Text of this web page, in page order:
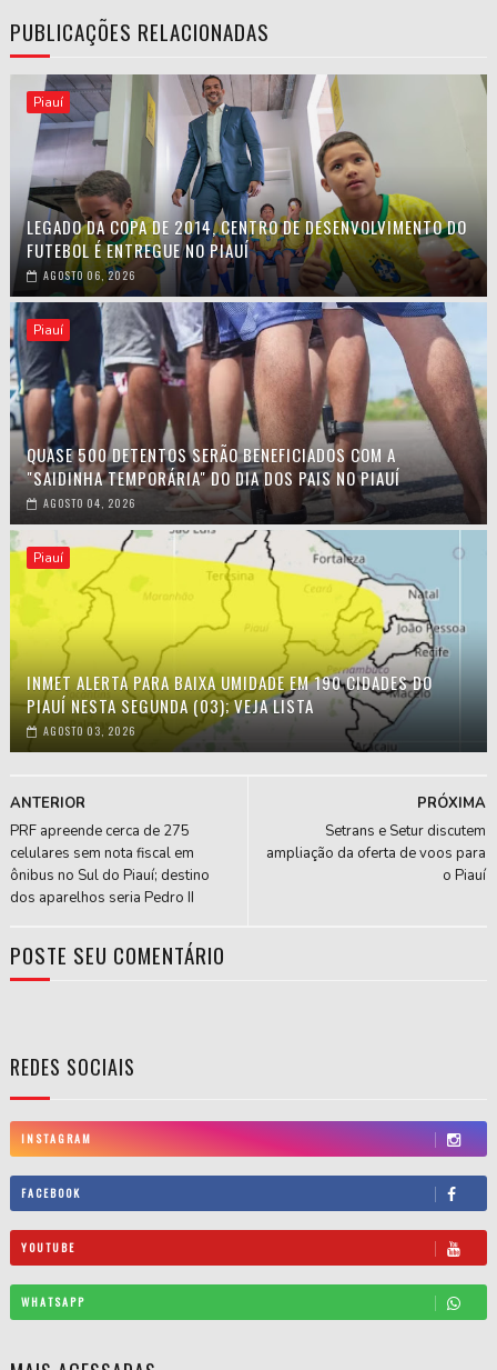
PUBLICAÇÕES RELACIONADAS
Piauí
LEGADO DA COPA DE 2014, CENTRO DE DESENVOLVIMENTO DO
FUTEBOL É ENTREGUE NO PIAUÍ
AGOSTO 06, 2026
Piauí
QUASE 500 DETENTOS SERÃO BENEFICIADOS COM A
"SAIDINHA TEMPORÁRIA" DO DIA DOS PAIS NO PIAUÍ
AGOSTO 04, 2026
Piauí
INMET ALERTA PARA BAIXA UMIDADE EM 190 CIDADES DO
PIAUÍ NESTA SEGUNDA (03); VEJA LISTA
AGOSTO 03, 2026
PRÓXIMA
Setrans e Setur discutem
ampliação da oferta de voos para
o Piauí
ANTERIOR
PRF apreende cerca de 275
celulares sem nota fiscal em
ônibus no Sul do Piauí; destino
dos aparelhos seria Pedro II
POSTE SEU COMENTÁRIO
REDES SOCIAIS
INSTAGRAM
FACEBOOK
YOUTUBE
WHATSAPP